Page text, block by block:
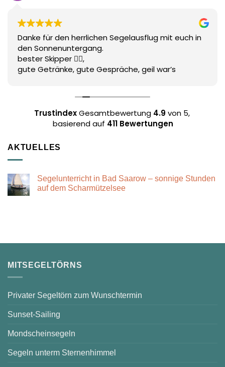
Danke für den herrlichen Segelausflug mit euch in
den Sonnenuntergang.
bester Skipper 👌🏻,
gute Getränke, gute Gespräche, geil war’s
TrustindexGesamtbewertung 4.9 von 5,
basierend auf 411 Bewertungen
AKTUELLES
Segelunterricht in Bad Saarow – sonnige Stunden
auf dem Scharmützelsee
–
auf
dem
MITSEGELTÖRNS
Privater Segeltörn zum Wunschtermin
Sunset-Sailing
Mondscheinsegeln
Segeln unterm Sternenhimmel